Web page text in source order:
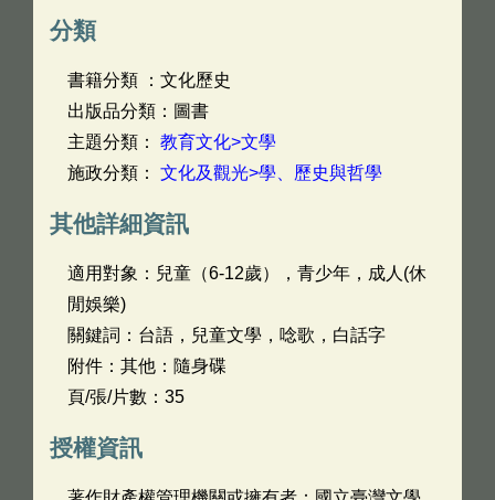
分類
書籍分類 ：文化歷史
出版品分類：圖書
主題分類： 教育文化>文學
施政分類： 文化及觀光>學、歷史與哲學
其他詳細資訊
適用對象：兒童（6-12歲），青少年，成人(休
閒娛樂)
關鍵詞：台語，兒童文學，唸歌，白話字
附件：其他：隨身碟
頁/張/片數：35
授權資訊